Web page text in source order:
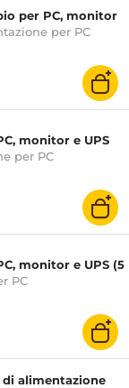
per PC, monitor
per PC
monitor e UPS
per PC
monitor e UPS (5
PC
alimentazione